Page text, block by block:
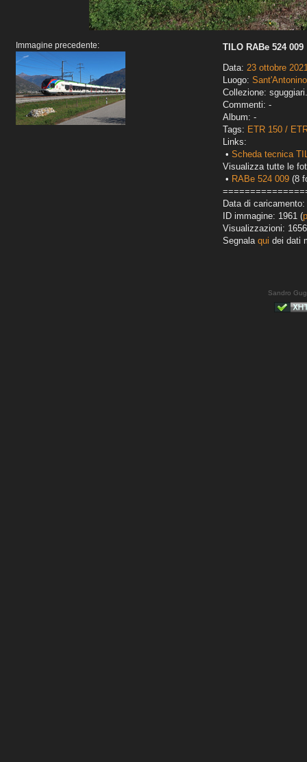
Immagine precedente:
TILO RABe 524 009
Data: 23 ottobre
Luogo: Sant'Antonino
Collezione:
Commenti: -
Album: -
Tags: ETR 150 /
Links:
• Scheda tecnica
Visualizza tutte le
• RABe 524 009 (8
Data di
ID immagine: 1961 (
Visualizzazioni: 1656
Segnala qui dei dati
Sandro